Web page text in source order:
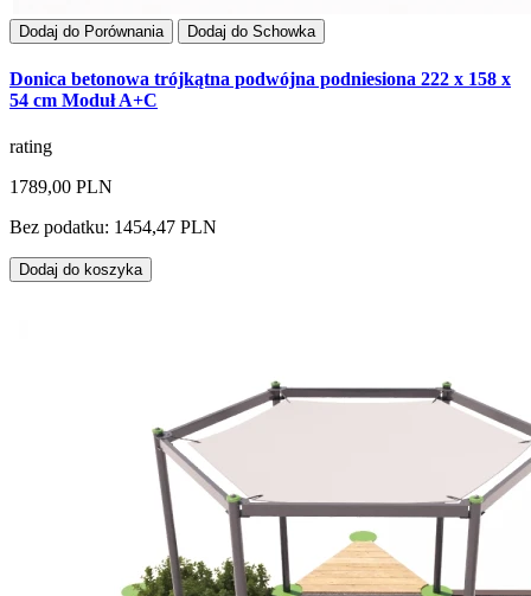
Dodaj do Porównania Dodaj do Schowka
Donica betonowa trójkątna podwójna podniesiona 222 x 158 x
54 cm Moduł A+C
rating
1789,00 PLN
Bez podatku: 1454,47 PLN
Dodaj do koszyka